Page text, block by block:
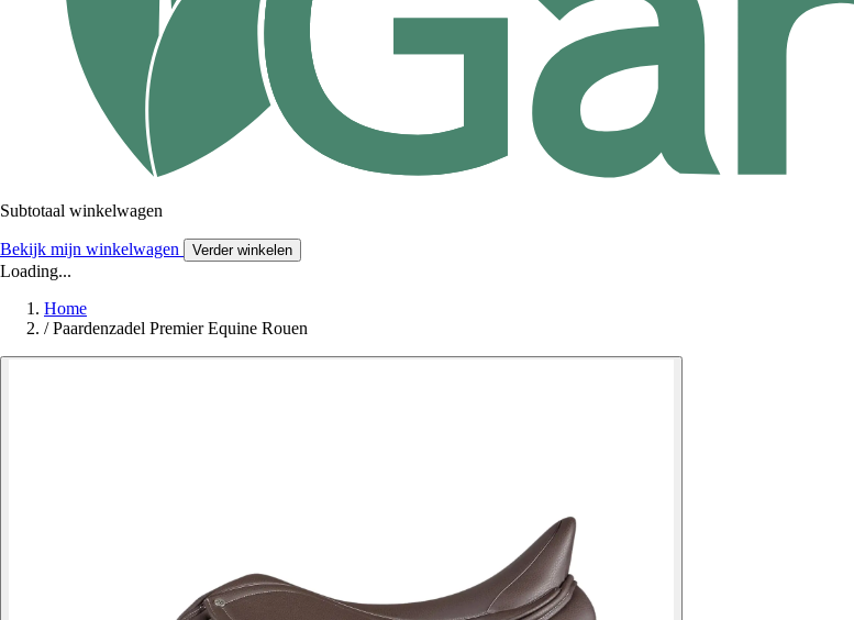
Subtotaal winkelwagen
Bekijk mijn winkelwagen Verder winkelen
Loading...
Home
/ Paardenzadel Premier Equine Rouen